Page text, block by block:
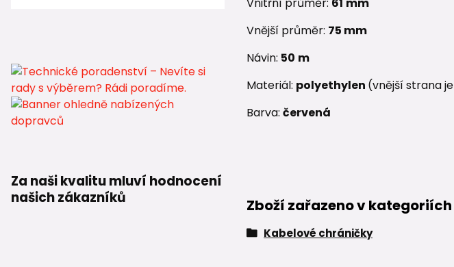
Za naši kvalitu mluví hodnocení
našich zákazníků
Vnější průměr: 75 mm
Návin: 50 m
Materiál: polyethylen (vnější strana je
Barva: červená
Zboží zařazeno v kategoriích
Kabelové chráničky